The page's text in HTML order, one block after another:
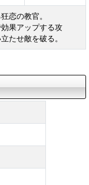
恋の教官。
果アップする攻
たせ敵を破る。